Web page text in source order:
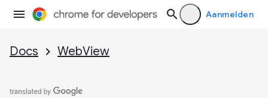
Aanmelden
Docs WebView